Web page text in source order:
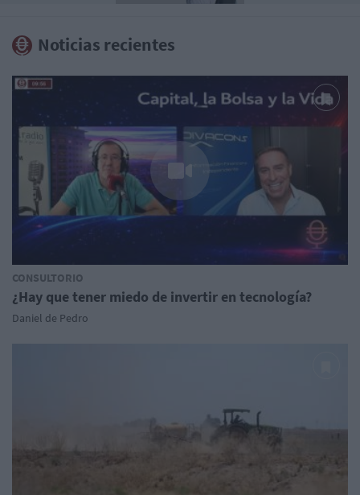
Noticias recientes
CONSULTORIO
¿Hay que tener miedo de invertir en tecnología?
Daniel de Pedro